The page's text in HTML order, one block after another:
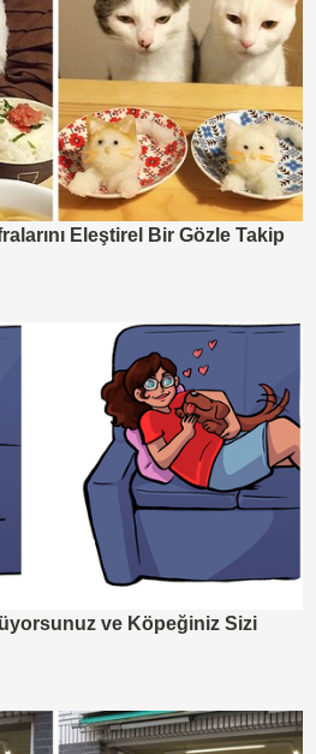
Eleştirel Bir Gözle Takip
ve Köpeğiniz Sizi